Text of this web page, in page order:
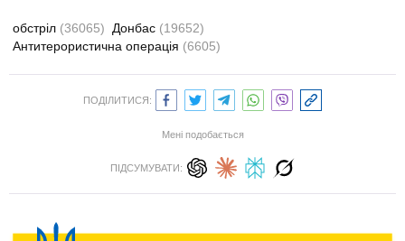
обстріл (36065) Донбас (19652)
Антитерористична операція (6605)
ПОДІЛИТИСЯ:
Мені подобається
ПІДСУМУВАТИ: